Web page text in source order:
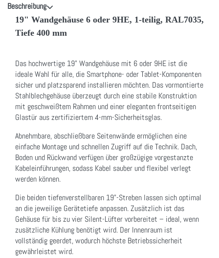
Beschreibung
19" Wandgehäuse 6 oder 9HE, 1-teilig, RAL7035,
Tiefe 400 mm
Das hochwertige 19" Wandgehäuse mit 6 oder 9HE ist die
ideale Wahl für alle, die Smartphone- oder Tablet-Komponenten
sicher und platzsparend installieren möchten. Das vormontierte
Stahlblechgehäuse überzeugt durch eine stabile Konstruktion
mit geschweißtem Rahmen und einer eleganten frontseitigen
Glastür aus zertifiziertem 4-mm-Sicherheitsglas.
Abnehmbare, abschließbare Seitenwände ermöglichen eine
einfache Montage und schnellen Zugriff auf die Technik. Dach,
Boden und Rückwand verfügen über großzügige vorgestanzte
Kabeleinführungen, sodass Kabel sauber und flexibel verlegt
werden können.
Die beiden tiefenverstellbaren 19"-Streben lassen sich optimal
an die jeweilige Gerätetiefe anpassen. Zusätzlich ist das
Gehäuse für bis zu vier Silent-Lüfter vorbereitet – ideal, wenn
zusätzliche Kühlung benötigt wird. Der Innenraum ist
vollständig geerdet, wodurch höchste Betriebssicherheit
gewährleistet wird.